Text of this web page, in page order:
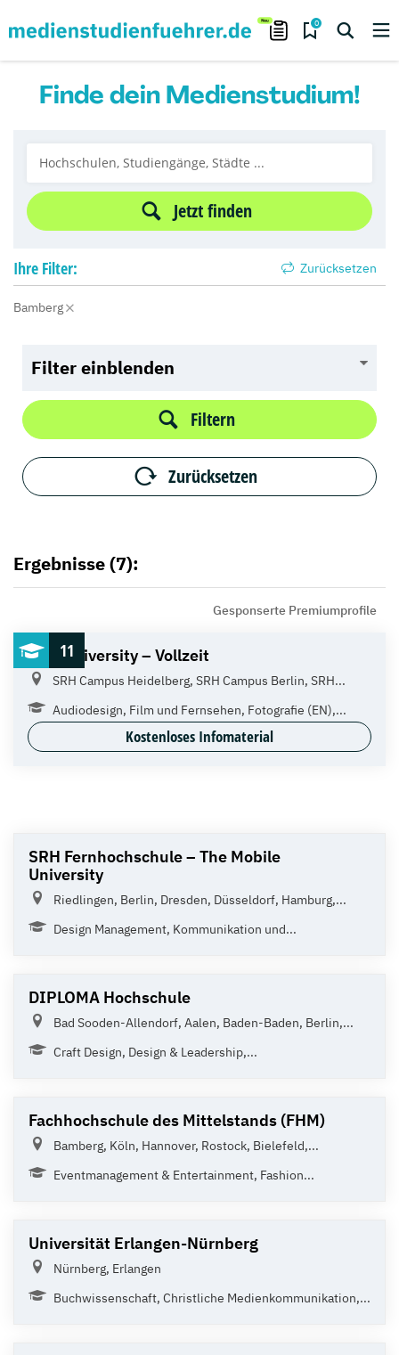
0
Finde dein Medienstudium!
Jetzt finden
Ihre Filter: Zurücksetzen
Bamberg
Filter einblenden
Filtern
Zurücksetzen
Ergebnisse (7):
Gesponserte Premiumprofile
11
SRH University – Vollzeit
SRH Campus Heidelberg, SRH Campus Berlin, SRH...
Audiodesign, Film und Fernsehen, Fotografie (EN),...
Kostenloses Infomaterial
SRH Fernhochschule – The Mobile
University
Riedlingen, Berlin, Dresden, Düsseldorf, Hamburg,...
Design Management, Kommunikation und...
DIPLOMA Hochschule
Bad Sooden-Allendorf, Aalen, Baden-Baden, Berlin,...
Craft Design, Design & Leadership,...
Fachhochschule des Mittelstands (FHM)
Bamberg, Köln, Hannover, Rostock, Bielefeld,...
Eventmanagement & Entertainment, Fashion...
Universität Erlangen-Nürnberg
Nürnberg, Erlangen
Buchwissenschaft, Christliche Medienkommunikation,...